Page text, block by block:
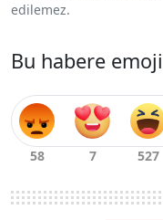
edilemez.
Bu habere